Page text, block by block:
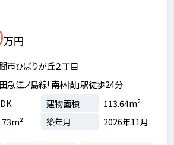
万円
市ひばりが丘２丁目
急江ノ島線「南林間」駅徒歩24分
建物面積
113.64m²
築年月 2026年11月